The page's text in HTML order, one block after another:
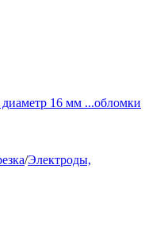
16 мм ...обломки
/Электроды,